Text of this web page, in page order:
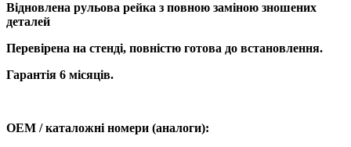
Відновлена рульова рейка з повною заміною зношених
деталей
Перевірена на стенді, повністю готова до встановлення.
Гарантія 6 місяців.
OEM / каталожні номери (аналоги):